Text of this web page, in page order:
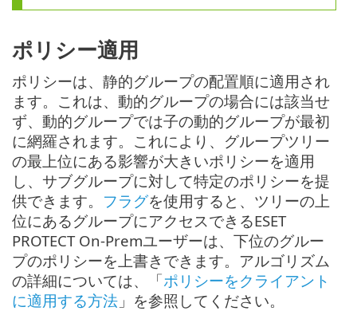
ポリシー適用
ポリシーは、静的グループの配置順に適用され
ます。これは、動的グループの場合には該当せ
ず、動的グループでは子の動的グループが最初
に網羅されます。これにより、グループツリー
の最上位にある影響が大きいポリシーを適用
し、サブグループに対して特定のポリシーを提
供できます。 フラグを使用すると、ツリーの上
位にあるグループにアクセスできるESET
PROTECT On-Premユーザーは、下位のグルー
プのポリシーを上書きできます。アルゴリズム
の詳細については、「ポリシーをクライアント
に適用する方法 」を参照してください。